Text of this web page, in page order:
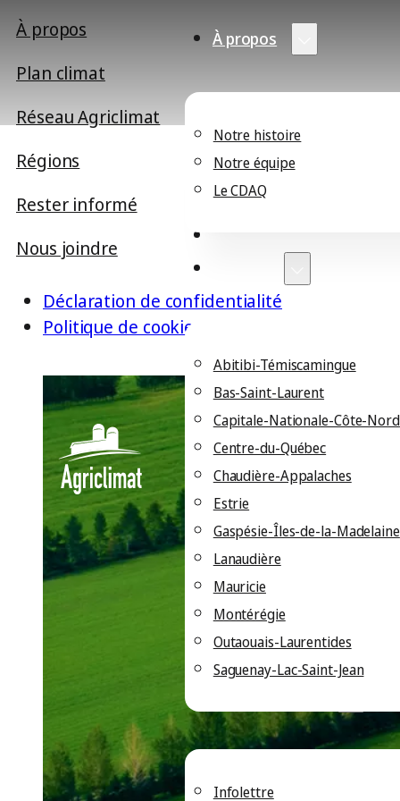
À propos
Notre histoire
Notre équipe
Le CDAQ
Abitibi-Témiscamingue
Bas-Saint-Laurent
Capitale-Nationale-Côte-Nord
Centre-du-Québec
Chaudière-Appalaches
Estrie
Gaspésie-Îles-de-la-Madelaine
Lanaudière
Mauricie
Montérégie
Outaouais-Laurentides
Saguenay-Lac-Saint-Jean
Infolettre
À propos
Plan climat
Réseau Agriclimat
Régions
Rester informé
Nous joindre
Déclaration de confidentialité
Politique de cookies
fermes
pour le